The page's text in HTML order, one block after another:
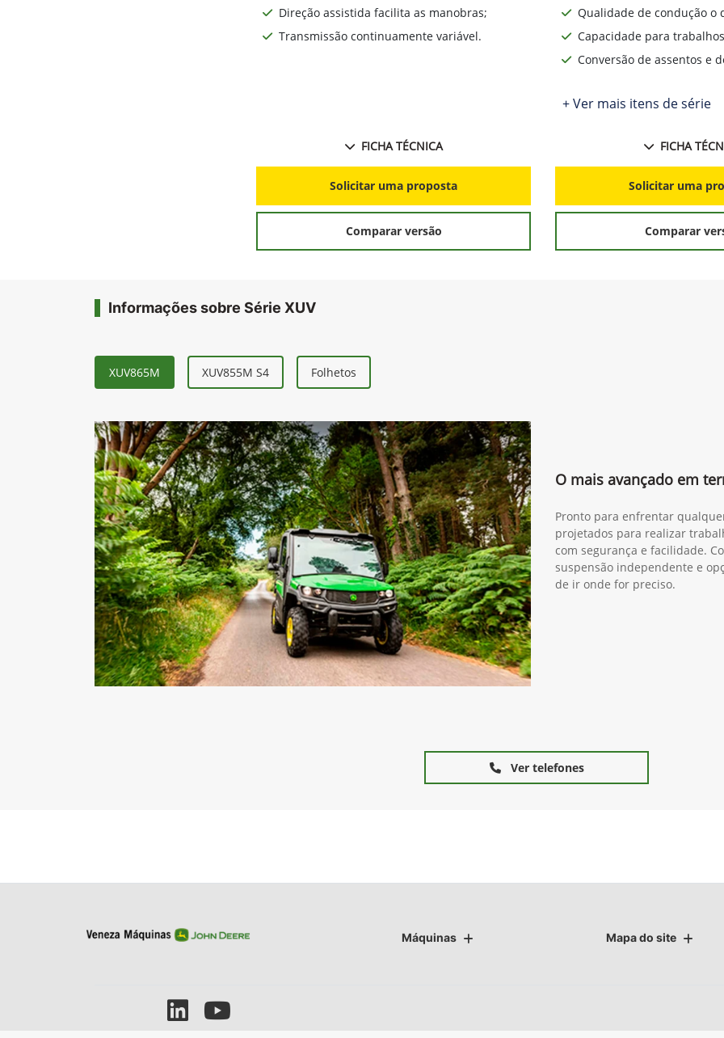
Direção assistida facilita as manobras;
Transmissão continuamente variável.
FICHA TÉCNICA
Solicitar uma proposta
Comparar versão
Qualidade de condução o
Capacidade para
Conversão de assentos e
+ Ver mais itens de série
FICHA
Solicitar uma
Comparar
Informações sobre Série XUV
XUV865M XUV855M S4 Folhetos
O mais avançado em
Pronto para enfrentar
projetados para realizar
com segurança e facilidade.
suspensão independente e
de ir onde for preciso.
Ver telefones
Máquinas Mapa do site